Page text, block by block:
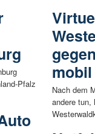
Pfalz
mobil
Nach dem
andere